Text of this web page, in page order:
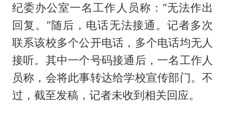
纪委办公室一名工作人员称：“无法作出
回复。”随后，电话无法接通。记者多次
联系该校多个公开电话，多个电话均无人
接听。其中一个号码接通后，一名工作人
员称，会将此事转达给学校宣传部门。不
过，截至发稿，记者未收到相关回应。